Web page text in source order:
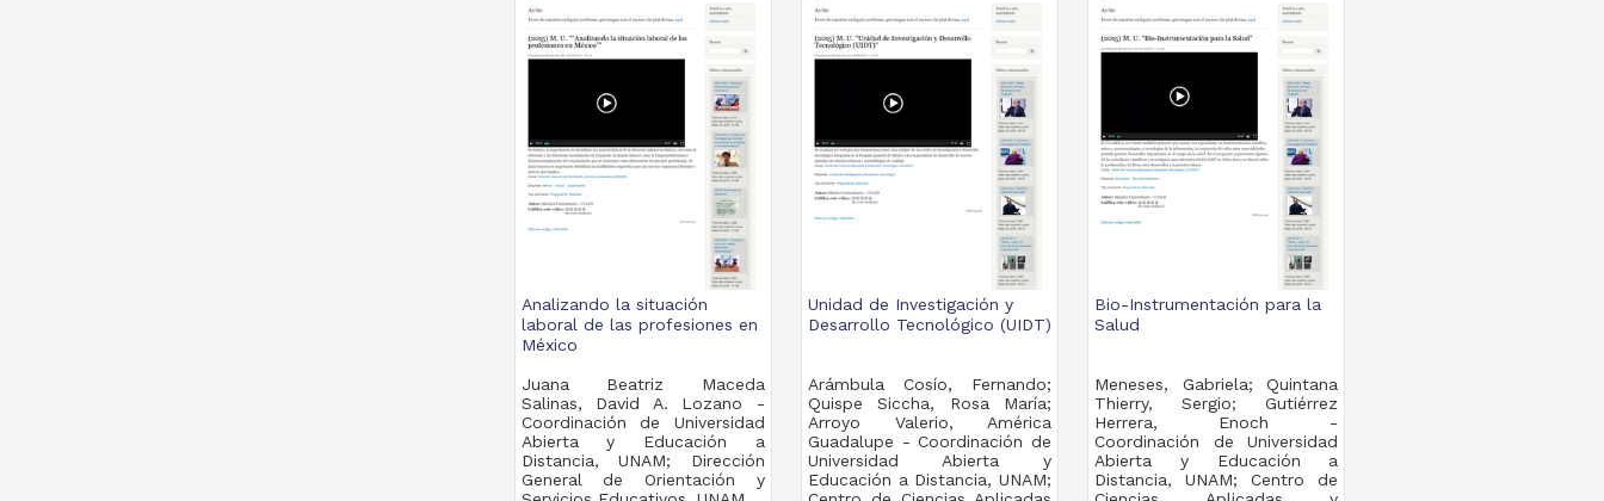
Analizando la situación
laboral de las profesiones en
México
Juana Beatriz Maceda
Salinas, David A. Lozano -
Coordinación de Universidad
Abierta y Educación a
Distancia, UNAM; Dirección
General de Orientación y
Unidad de Investigación y
Desarrollo Tecnológico (UIDT)
Arámbula Cosío, Fernando;
Quispe Siccha, Rosa María;
Arroyo Valerio, América
Guadalupe - Coordinación de
Universidad Abierta y
Educación a Distancia, UNAM;
Bio-Instrumentación para la
Salud
Meneses, Gabriela; Quintana
Thierry, Sergio; Gutiérrez
Herrera, Enoch -
Coordinación de Universidad
Abierta y Educación a
Distancia, UNAM; Centro de